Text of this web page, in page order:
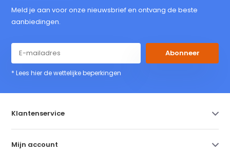
Meld je aan voor onze nieuwsbrief en ontvang de beste
aanbiedingen.
Abonneer
* Lees hier de wettelijke beperkingen
Klantenservice
Mijn account